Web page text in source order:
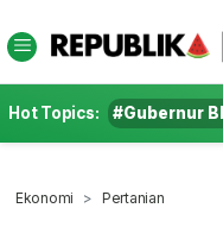
Hot Topics: #Gubernur
Ekonomi Pertanian